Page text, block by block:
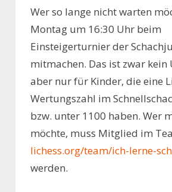
Wer so lange nicht warten
Montag um 16:30 Uhr beim
Einsteigerturnier der
mitmachen. Das ist zwar kein
aber nur für Kinder, die eine
Wertungszahl im
bzw. unter 1100 haben. Wer
möchte, muss Mitglied im
lichess.org/team/ich-lerne-
werden.